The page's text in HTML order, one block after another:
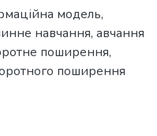
модель,
навчання, авчання
поширення,
поширення